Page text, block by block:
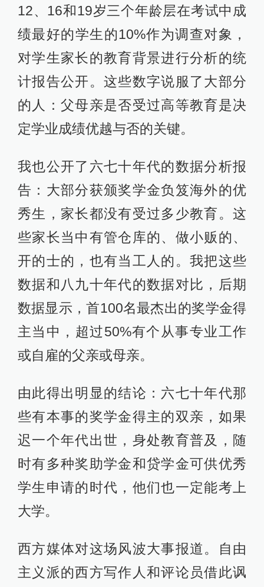
12、16和19岁三个年龄层在考试中成
绩最好的学生的10%作为调查对象，
对学生家长的教育背景进行分析的统
计报告公开。这些数字说服了大部分
的人：父母亲是否受过高等教育是决
定学业成绩优越与否的关键。
我也公开了六七十年代的数据分析报
告：大部分获颁奖学金负笈海外的优
秀生，家长都没有受过多少教育。这
些家长当中有管仓库的、做小贩的、
开的士的，也有当工人的。我把这些
数据和八九十年代的数据对比，后期
数据显示，首100名最杰出的奖学金得
主当中，超过50%有个从事专业工作
或自雇的父亲或母亲。
由此得出明显的结论：六七十年代那
些有本事的奖学金得主的双亲，如果
迟一个年代出世，身处教育普及，随
时有多种奖助学金和贷学金可供优秀
学生申请的时代，他们也一定能考上
大学。
西方媒体对这场风波大事报道。自由
主义派的西方写作人和评论员借此讽